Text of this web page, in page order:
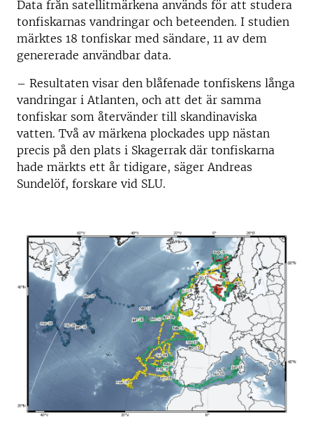
Data från satellitmärkena används för att studera
tonfiskarnas vandringar och beteenden. I studien
märktes 18 tonfiskar med sändare, 11 av dem
genererade användbar data.
– Resultaten visar den blåfenade tonfiskens långa
vandringar i Atlanten, och att det är samma
tonfiskar som återvänder till skandinaviska
vatten. Två av märkena plockades upp nästan
precis på den plats i Skagerrak där tonfiskarna
hade märkts ett år tidigare, säger Andreas
Sundelöf, forskare vid SLU.